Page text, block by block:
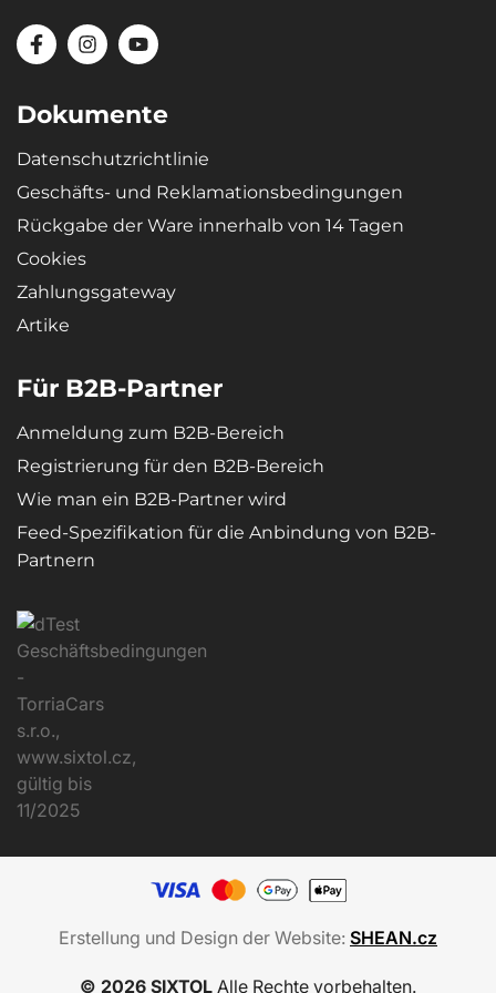
Materialien
Material – mikroporöser SBR-Gummi verleiht den Wannen
bei der Lagerung) wieder in ihre ursprüngliche Form zurückstellt.
Dokumente
Datenschutzrichtlinie
Geschäfts- und Reklamationsbedingungen
Rückgabe der Ware innerhalb von 14 Tagen
Cookies
Zahlungsgateway
Artike
Für B2B-Partner
Anmeldung zum B2B-Bereich
Registrierung für den B2B-Bereich
Wie man ein B2B-Partner wird
Feed-Spezifikation für die Anbindung von B2B-
Partnern
Erstellung und Design der Website: SHEAN.cz
© 2026 SIXTOL Alle Rechte vorbehalten.